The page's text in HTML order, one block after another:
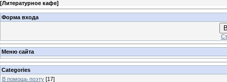
[Литературное кафе]
Форма входа
Меню сайта
Categories
В помощь поэту [17]